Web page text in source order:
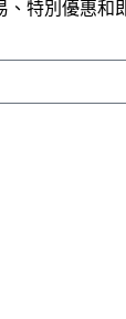
、特別優惠和